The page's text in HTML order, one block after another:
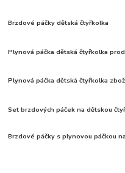
Brzdové páčky dětská čtyřkolka
Plynová páčka dětská čtyřkolka
Plynová páčka dětská čtyřkolka
Set brzdových páček na dětskou
Brzdové páčky s plynovou páčkou